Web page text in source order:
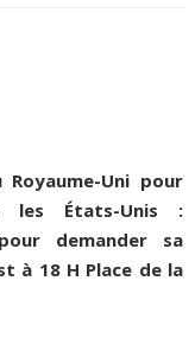
Uni pour
les États-Unis :
demander sa
à 18 H Place de la